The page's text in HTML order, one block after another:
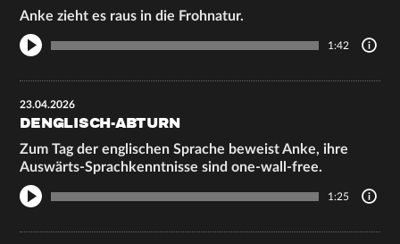
Anke zieht es raus in die Frohnatur.
1:42
23.04.2026
DENGLISCH-ABTURN
Zum Tag der englischen Sprache beweist Anke, ihre
Auswärts-Sprachkenntnisse sind one-wall-free.
1:25